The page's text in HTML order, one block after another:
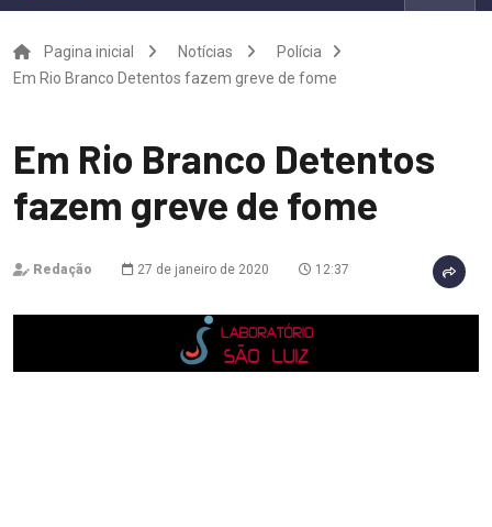
Pagina inicial Notícias
Polícia
Em Rio Branco Detentos fazem greve de fome
Em Rio Branco Detentos
fazem greve de fome
Redação 27 de janeiro de 2020 12:37